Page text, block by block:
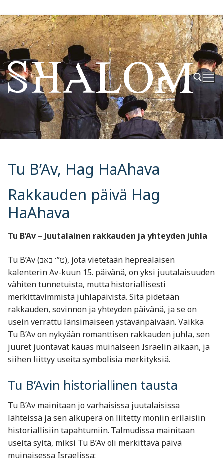
Hyppää
sisältöön
Hae:
Tu B’Av, Hag HaAhava
Rakkauden päivä Hag
HaAhava
Tu B’Av – Juutalainen rakkauden ja yhteyden juhla
Tu B’Av (ט”ו באב‎), jota vietetään heprealaisen
kalenterin Av-kuun 15. päivänä, on yksi juutalaisuuden
vähiten tunnetuista, mutta historiallisesti
merkittävimmistä juhlapäivistä. Sitä pidetään
rakkauden, sovinnon ja yhteyden päivänä, ja se on
usein verrattu länsimaiseen ystävänpäivään. Vaikka
Tu B’Av on nykyään romanttisen rakkauden juhla, sen
juuret juontavat kauas muinaiseen Israelin aikaan, ja
siihen liittyy useita symbolisia merkityksiä.
Tu B’Avin historiallinen tausta
Tu B’Av mainitaan jo varhaisissa juutalaisissa
lähteissä ja sen alkuperä on liitetty moniin erilaisiin
historiallisiin tapahtumiin. Talmudissa mainitaan
useita syitä, miksi Tu B’Av oli merkittävä päivä
muinaisessa Israelissa: